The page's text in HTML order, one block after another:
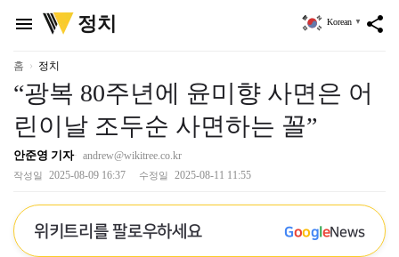
menu
위
키
정치 share
Korean ▼
홈 정치
“광복 80주년에 윤미향 사면은 어
린이날 조두순 사면하는 꼴”
안준영 기자 andrew@wikitree.co.kr
작성일 2025-08-09 16:37 수정일 2025-08-11 11:55
위키트리를 팔로우하세요 GoogleNews